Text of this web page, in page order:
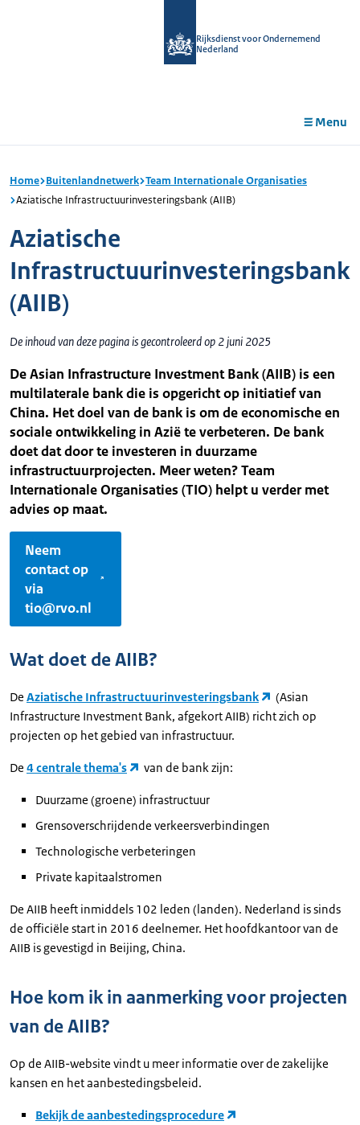
Rijksdienst voor Ondernemend
Nederland
Menu
Home Buitenlandnetwerk Team Internationale Organisaties
Aziatische Infrastructuurinvesteringsbank (AIIB)
Aziatische
Infrastructuurinvesteringsbank
(AIIB)
De inhoud van deze pagina is gecontroleerd op 2 juni 2025
De Asian Infrastructure Investment Bank (AIIB) is een
multilaterale bank die is opgericht op initiatief van
China. Het doel van de bank is om de economische en
sociale ontwikkeling in Azië te verbeteren. De bank
doet dat door te investeren in duurzame
infrastructuurprojecten. Meer weten? Team
Internationale Organisaties (TIO) helpt u verder met
advies op maat.
Neem
contact op
via
tio@rvo.nl
Wat doet de AIIB?
De Aziatische Infrastructuurinvesteringsbank
(Asian
Infrastructure Investment Bank, afgekort AIIB) richt zich op
projecten op het gebied van infrastructuur.
De 4 centrale thema's van de bank zijn:
Duurzame (groene) infrastructuur
Grensoverschrijdende verkeersverbindingen
Technologische verbeteringen
Private kapitaalstromen
De AIIB heeft inmiddels 102 leden (landen). Nederland is sinds
de officiële start in 2016 deelnemer. Het hoofdkantoor van de
AIIB is gevestigd in Beijing, China.
Hoe kom ik in aanmerking voor projecten
van de AIIB?
Op de AIIB-website vindt u meer informatie over de zakelijke
kansen en het aanbestedingsbeleid.
Bekijk de aanbestedingsprocedure